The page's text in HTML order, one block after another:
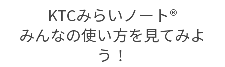
KTCみらいノート®
みんなの使い方を見てみよ
う！